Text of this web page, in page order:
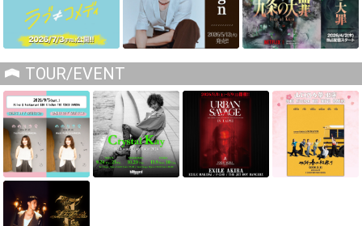
TOUR/EVENT